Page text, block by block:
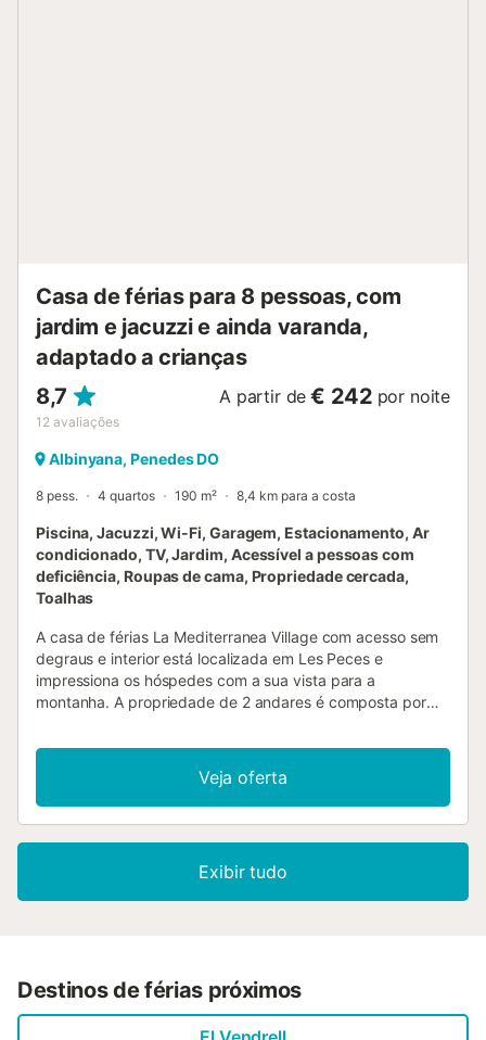
Casa de férias para 8 pessoas, com
jardim e jacuzzi e ainda varanda,
adaptado a crianças
8,7
12 avaliações
A partir de € 242 por noite
Albinyana, Penedes DO
8 pess. 4 quartos 190 m² 8,4 km para a costa
Piscina, Jacuzzi, Wi-Fi, Garagem, Estacionamento, Ar
condicionado, TV, Jardim, Acessível a pessoas com
deficiência, Roupas de cama, Propriedade cercada,
Toalhas
A casa de férias La Mediterranea Village com acesso sem
degraus e interior está localizada em Les Peces e
impressiona os hóspedes com a sua vista para a
montanha. A propriedade de 2 andares é composta por
banho e pode, portanto, acomodar 8 pessoas. As
comodidades adicionais incluem Wi-Fi de alta velocidade
(adequado para chamadas de vídeo) com um espaço de
trabalho dedicado para escritório em casa, uma televisão,
disponível. Este aluguer de férias dispõe de um espaço
exterior privado com uma piscina, banheira de
cidade costeira de Sitges proporciona aos hóspedes uma
vasta gama de actividades para desfrutar. Além disso,
podem explorar a encantadora aldeia de Roc de Sant
Veja oferta
Exibir tudo
Destinos de férias próximos